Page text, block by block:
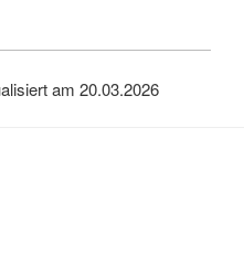
am 20.03.2026